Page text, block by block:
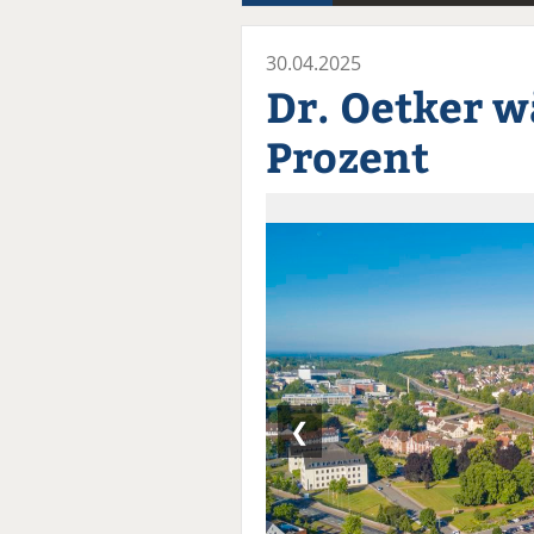
30.04.2025
Dr. Oetker
Prozent
❮